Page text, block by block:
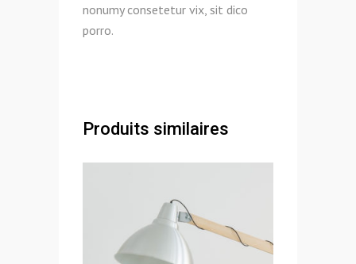
nonumy consetetur vix, sit dico
porro.
Produits similaires